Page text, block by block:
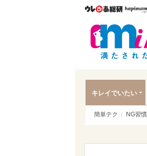
ウレ
キレイでいたい
簡単テク NG習慣